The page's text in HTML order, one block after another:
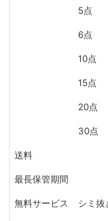
5点
6点
10点
15点
20点
30点
送料
最長保管期間
無料サービス シミ抜